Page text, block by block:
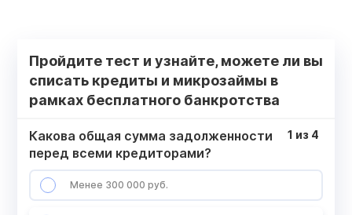
Пройдите тест и узнайте, можете ли вы
списать кредиты и микрозаймы в
рамках бесплатного банкротства
Какова общая сумма задолженности
перед всеми кредиторами?
Менее 300 000 руб.
1 из 4